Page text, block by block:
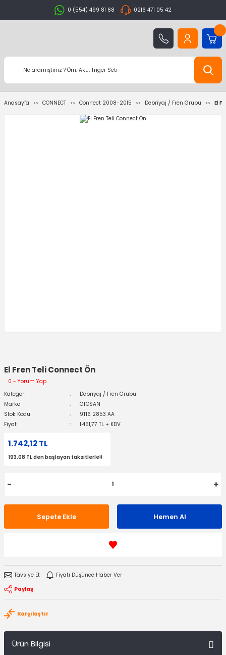
0 (554) 499 81 68 0216 471 05 42
Anasayfa CONNECT Connect 2008-2015 Debriyaj / Fren Grubu El
El Fren Teli Connect Ön
0 - Yorum Yap
Kategori
Debriyaj / Fren Grubu
Marka
OTOSAN
Stok Kodu
9T16 2853 AA
Fiyat
1.451,77 TL + KDV
1.742,12 TL
193,08 TL den başlayan taksitlerle!!
Sepete Ekle Hemen Al
Tavsiye Et
Fiyatı Düşünce Haber Ver
Paylaş
Karşılaştır
Ürün Bilgisi